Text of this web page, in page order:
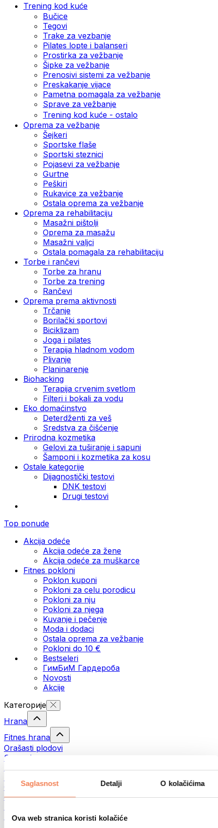
Saglasnost Detalji O kolačićima
Ova web stranica koristi kolačiće
Trening kod kuće
Bučice
Tegovi
Trake za vezbanje
Pilates lopte i balanseri
Prostirka za vežbanje
Šipke za vežbanje
Prenosivi sistemi za vežbanje
Preskakanje vijace
Pametna pomagala za vežbanje
Sprave za vežbanje
Trening kod kuće - ostalo
Oprema za vežbanje
Šejkeri
Sportske flaše
Sportski steznici
Pojasevi za vežbanje
Gurtne
Peškiri
Rukavice za vežbanje
Ostala oprema za vežbanje
Oprema za rehabilitaciju
Masažni pištolji
Oprema za masažu
Masažni valjci
Ostala pomagala za rehabilitaciju
Torbe i rančevi
Torbe za hranu
Torbe za trening
Rančevi
Oprema prema aktivnosti
Trčanje
Borilački sportovi
Biciklizam
Joga i pilates
Terapija hladnom vodom
Plivanje
Planinarenje
Biohacking
Terapija crvenim svetlom
Filteri i bokali za vodu
Eko domaćinstvo
Deterdženti za veš
Sredstva za čišćenje
Prirodna kozmetika
Gelovi za tuširanje i sapuni
Šamponi i kozmetika za kosu
Ostale kategorije
Dijagnostički testovi
DNK testovi
Drugi testovi
Top ponude
Akcija odeće
Akcija odeće za žene
Akcija odeće za muškarce
Fitnes pokloni
Poklon kuponi
Pokloni za celu porodicu
Pokloni za nju
Pokloni za njega
Kuvanje i pečenje
Moda i dodaci
Ostala oprema za vežbanje
Pokloni do 10 €
Bestseleri
ГимБиМ Гардeробa
Novosti
Akcije
Категорије
Hrana
Fitnes hrana
Orašasti plodovi
Semenke
Namazi i paste
Gotova jela
Јаја
Meso